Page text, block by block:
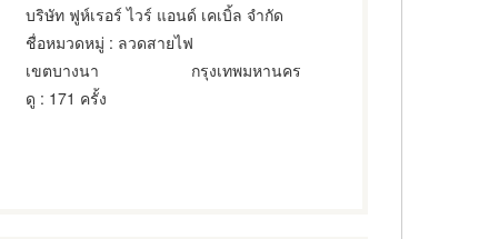
บริษัท ฟูห์เรอร์ ไวร์ แอนด์ เคเบิ้ล จำกัด
ชื่อหมวดหมู่ : ลวดสายไฟ
เขตบางนา
กรุงเทพมหานคร
ดู : 171 ครั้ง